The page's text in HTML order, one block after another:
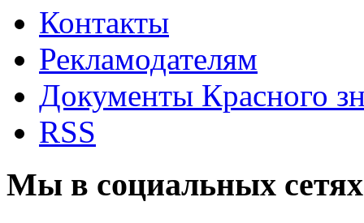
Контакты
Рекламодателям
Документы Красного
RSS
Мы в социальных сетях